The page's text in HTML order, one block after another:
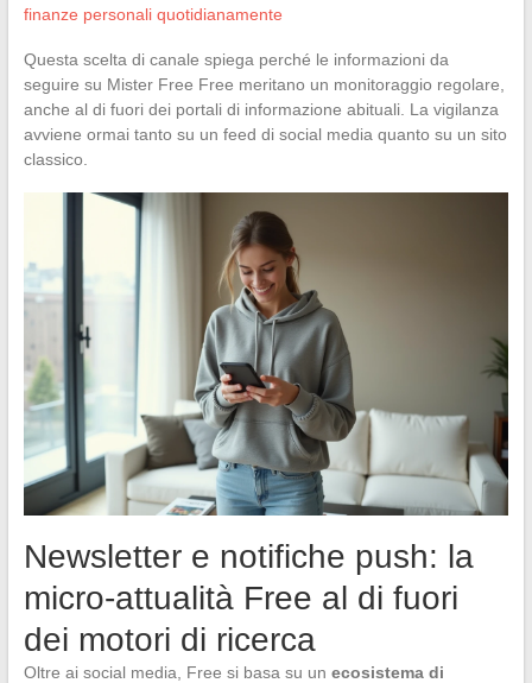
finanze personali quotidianamente
Questa scelta di canale spiega perché le informazioni da
seguire su Mister Free Free meritano un monitoraggio regolare,
anche al di fuori dei portali di informazione abituali. La vigilanza
avviene ormai tanto su un feed di social media quanto su un sito
classico.
Newsletter e notifiche push: la
micro-attualità Free al di fuori
dei motori di ricerca
Oltre ai social media, Free si basa su un ecosistema di